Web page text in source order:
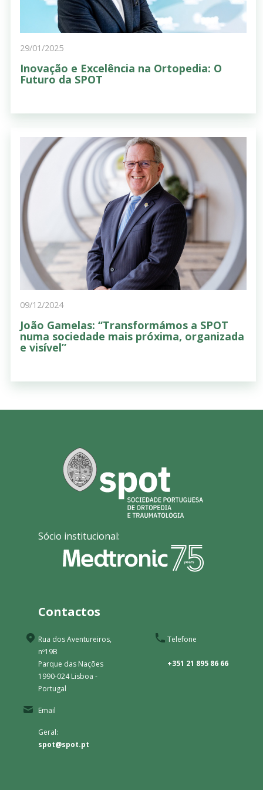
29/01/2025
Inovação e Excelência na Ortopedia: O
Futuro da SPOT
09/12/2024
João Gamelas: “Transformámos a SPOT
numa sociedade mais próxima, organizada
e visível”
Sócio institucional:
Contactos
Rua dos Aventureiros,
nº19B
Parque das Nações
1990-024 Lisboa -
Portugal
Telefone
+351 21 895 86 66
Email
Geral:
spot@spot.pt